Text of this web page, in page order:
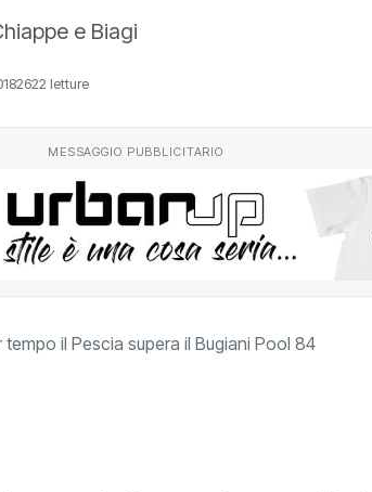
e Biagi
2622 letture
MESSAGGIO PUBBLICITARIO